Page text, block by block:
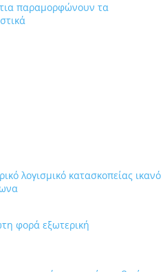
παραμορφώνουν τα
λογισμικό κατασκοπείας ικανό
φορά εξωτερική